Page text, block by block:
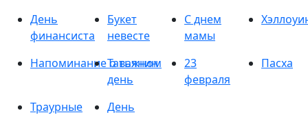
День
финансиста
Букет
невесте
С днем
мамы
Напоминание о важном
Татьянин
день
23
февраля
Пасха
Траурные
День